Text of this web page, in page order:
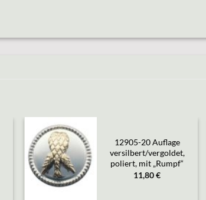
Add to
wishlist
12905-20 Auflage
versilbert/vergoldet,
poliert, mit „Rumpf“
11,80€